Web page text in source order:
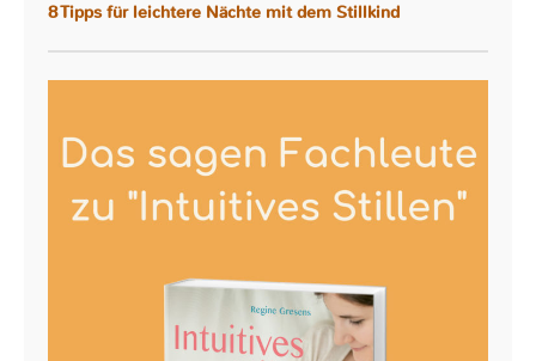
8 Tipps für leichtere Nächte mit dem Stillkind